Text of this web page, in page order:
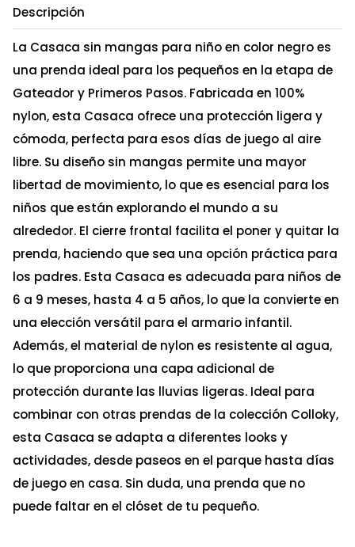
Descripción
La Casaca sin mangas para niño en color negro es
una prenda ideal para los pequeños en la etapa de
Gateador y Primeros Pasos. Fabricada en 100%
nylon, esta Casaca ofrece una protección ligera y
cómoda, perfecta para esos días de juego al aire
libre. Su diseño sin mangas permite una mayor
libertad de movimiento, lo que es esencial para los
niños que están explorando el mundo a su
alrededor. El cierre frontal facilita el poner y quitar la
prenda, haciendo que sea una opción práctica para
los padres. Esta Casaca es adecuada para niños de
6 a 9 meses, hasta 4 a 5 años, lo que la convierte en
una elección versátil para el armario infantil.
Además, el material de nylon es resistente al agua,
lo que proporciona una capa adicional de
protección durante las lluvias ligeras. Ideal para
combinar con otras prendas de la colección Colloky,
esta Casaca se adapta a diferentes looks y
actividades, desde paseos en el parque hasta días
de juego en casa. Sin duda, una prenda que no
puede faltar en el clóset de tu pequeño.